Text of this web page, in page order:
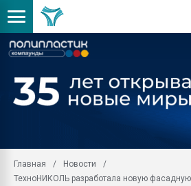
Главная
Новости
ТехноНИКОЛЬ разработала новую фасадную